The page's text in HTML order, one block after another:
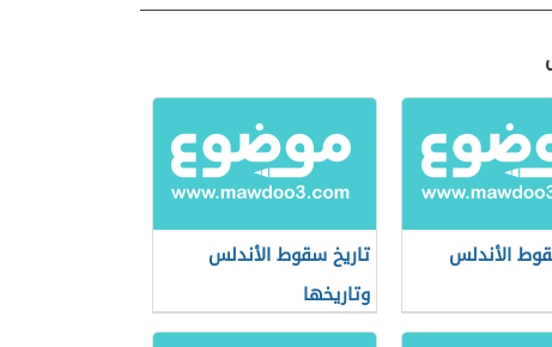
الأندلس
تاريخ سقوط الأندلس
وتاريخها